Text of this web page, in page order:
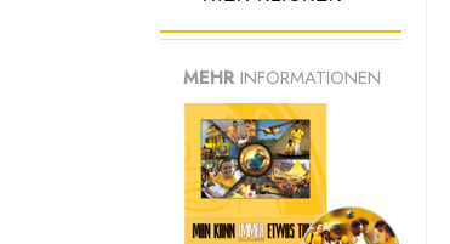
MEHR INFORMATIONEN